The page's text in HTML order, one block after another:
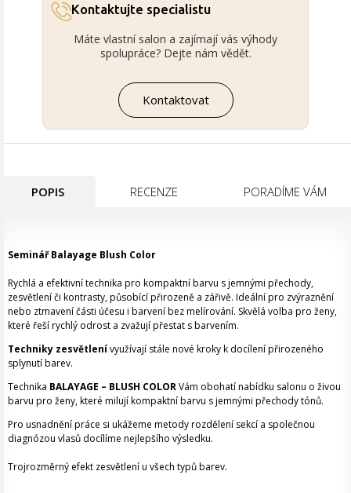
Kontaktujte specialistu
Máte vlastní salon a zajímají vás výhody
spolupráce? Dejte nám vědět.
Kontaktovat
POPIS RECENZE PORADÍME VÁM
Seminář Balayage Blush Color
Rychlá a efektivní technika pro kompaktní barvu s jemnými přechody,
zesvětlení či kontrasty, působící přirozeně a zářivě. Ideální pro zvýraznění
nebo ztmavení části účesu i barvení bez melírování. Skvělá volba pro ženy,
které řeší rychlý odrost a zvažují přestat s barvením.
Techniky zesvětlenívyužívají stále nové kroky k docílení přirozeného
splynutí barev.
Technika BALAYAGE – BLUSH COLORVám obohatí nabídku salonu o živou
barvu pro ženy, které milují kompaktní barvu s jemnými přechody tónů.
Pro usnadnění práce si ukážeme metody rozdělení sekcí a společnou
diagnózou vlasů docílíme nejlepšího výsledku.
Trojrozměrný efekt zesvětlení u všech typů barev.